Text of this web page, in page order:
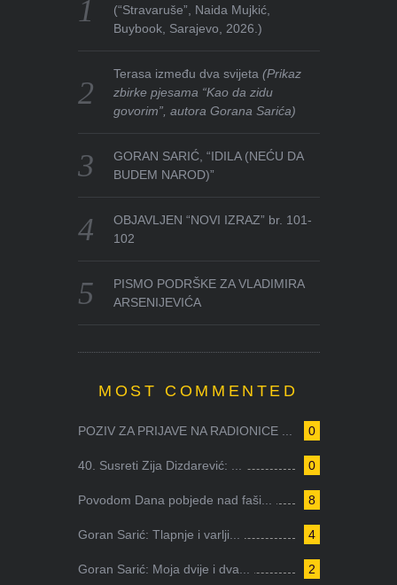
(“Stravaruše”, Naida Mujkić,
Buybook, Sarajevo, 2026.)
Terasa između dva svijeta(Prikaz
zbirke pjesama “Kao da zidu
govorim”, autora Gorana Sarića)
GORAN SARIĆ, “IDILA (NEĆU DA
BUDEM NAROD)”
OBJAVLJEN “NOVI IZRAZ” br. 101-
102
PISMO PODRŠKE ZA VLADIMIRA
ARSENIJEVIĆA
MOST COMMENTED
0
POZIV ZA PRIJAVE NA RADIONICE ...
0
40. Susreti Zija Dizdarević: ...
8
Povodom Dana pobjede nad faši...
4
Goran Sarić: Tlapnje i varlji...
2
Goran Sarić: Moja dvije i dva...